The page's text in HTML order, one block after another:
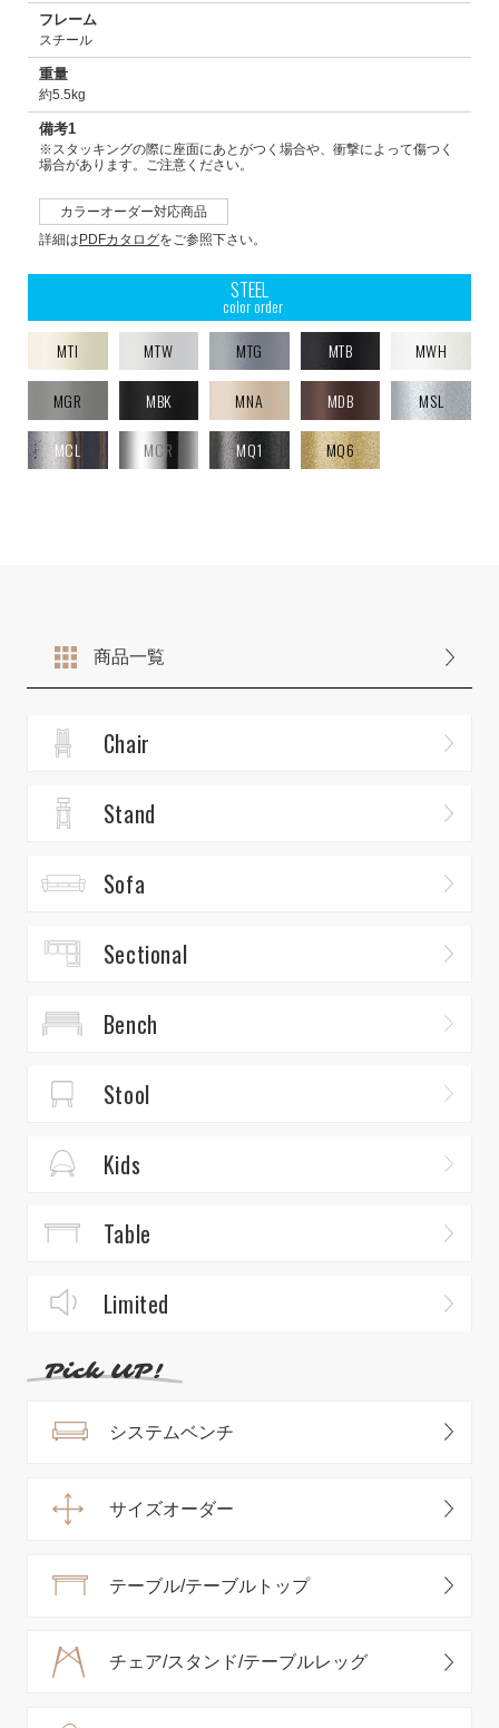
フレーム
スチール
重量
約5.5kg
備考1
※スタッキングの際に座面にあとがつく場合や、衝撃によって傷つく
場合があります。ご注意ください。
カラーオーダー対応商品
詳細はPDFカタログをご参照下さい。
STEEL
color order
MTI
MTW MTG MTB MWH
MGR MBK MNA MDB MSL
MCL MCR MQ1 MQ6
商品一覧
Chair
Stand
Sofa
Sectional
Bench
Stool
Kids
Table
Limited
システムベンチ
サイズオーダー
テーブル/テーブルトップ
チェア/スタンド/テーブルレッグ